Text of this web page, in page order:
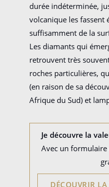
durée indéterminée,
volcanique les fassent
suffisamment de la
Les diamants qui
retrouvent très
roches particulières,
(en raison de sa
Afrique du Sud) et
Je découvre la
Avec un
DÉCOUVRIR